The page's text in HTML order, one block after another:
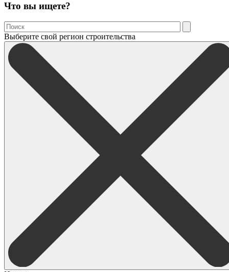
Что вы ищете?
Выберите свой регион строительства